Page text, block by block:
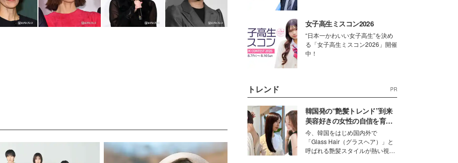
女子高生ミスコン2026
“日本一かわいい女子高生”を決め
る「女子高生ミスコン2026」開催
中！
トレンド PR
韓国発の“艶髪トレンド”到来
美容好きの女性の自信を育む
「ヘアケア事情」って？
今、韓国をはじめ国内外で
「Glass Hair（グラスヘア）」と
呼ばれる艶髪スタイルが熱い視線